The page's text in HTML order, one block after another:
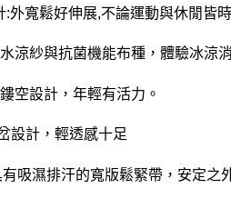
:外寬鬆好伸展,不論運動與休閒皆時
涼紗與抗菌機能布種，體驗冰涼
空設計，年輕有活力。
設計，輕透感十足
吸濕排汗的寬版鬆緊帶，安定之